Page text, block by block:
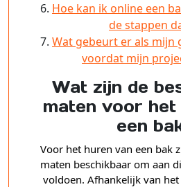
Hoe kan ik online een
de stappen
Wat gebeurt er als mijn
voordat mijn
Wat zijn de
maten voor het
een
Voor het huren van een bak
maten beschikbaar om aan
voldoen. Afhankelijk van